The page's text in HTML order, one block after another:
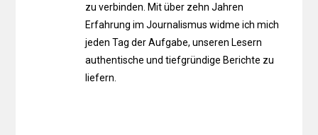
zu verbinden. Mit über zehn Jahren
Erfahrung im Journalismus widme ich mich
jeden Tag der Aufgabe, unseren Lesern
authentische und tiefgründige Berichte zu
liefern.